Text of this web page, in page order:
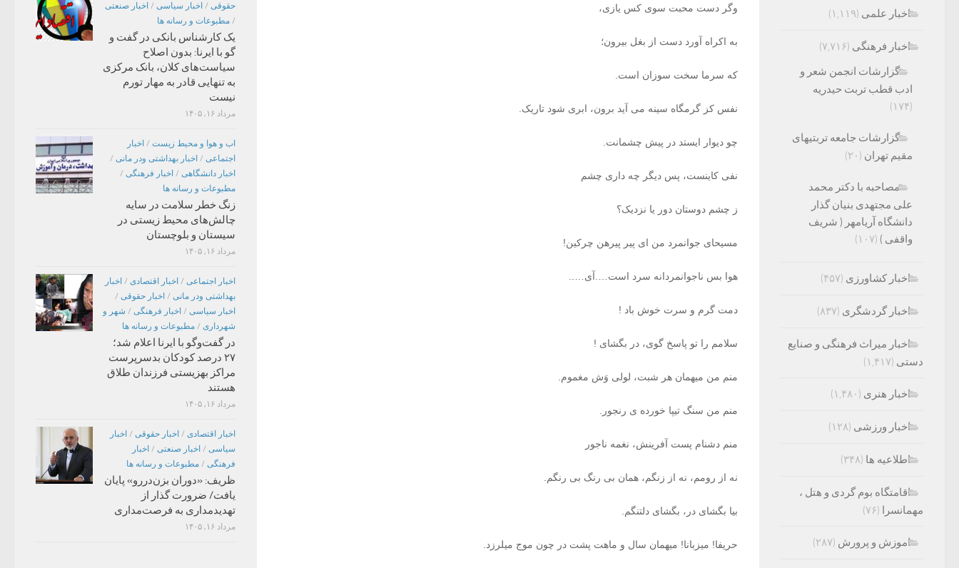
وگر دست محبت سوی کس یازی،
به اکراه آورد دست از بغل بیرون؛
که سرما سخت سوزان است.
نفس کز گرمگاه سینه می آید برون، ابری شود تاریک.
چو دیوار ایستد در پیش چشمانت.
نفی کاینست، پس دیگر چه داری چشم
ز چشم دوستان دور یا نزدیک؟
مسیحای جوانمرد من ای پیر پیرهن چرکین!
هوا بس ناجوانمردانه سرد است….آی…..
دمت گرم و سرت خوش باد !
سلامم را تو پاسخ گوی، در بگشای !
منم من میهمان هر شبت، لولی وَش مغموم.
منم من سنگ تیپا خورده ی رنجور.
منم دشنام پست آفرینش، نغمه ناجور
نه از رومم، نه از زنگم، همان بی رنگ بی رنگم.
بیا بگشای در، بگشای دلتنگم.
حریفا! میزبانا! میهمان سال و ماهت پشت در چون موج میلرزد.
حقوقی / اخبار سیاسی / اخبار صنعتی
/ مطبوعات و رسانه ها
یک کارشناس بانکی در گفت و
گو با ایرنا: بدون اصلاح
سیاست‌های کلان، بانک مرکزی
به تنهایی قادر به مهار تورم
نیست
مرداد ۱۶, ۱۴۰۵
اب و هوا و محیط زیست / اخبار
اجتماعی / اخبار بهداشتی ودر مانی /
اخبار دانشگاهی / اخبار فرهنگی /
مطبوعات و رسانه ها
زنگ خطر سلامت در سایه
چالش‌های محیط زیستی در
سیستان و بلوچستان
مرداد ۱۶, ۱۴۰۵
اخبار اجتماعی / اخبار اقتصادی / اخبار
بهداشتی ودر مانی / اخبار حقوقی /
اخبار سیاسی / اخبار فرهنگی / شهر و
شهرداری / مطبوعات و رسانه ها
در گفت‌وگو با ایرنا اعلام شد؛
۲۷ درصد کودکان بدسرپرست
مراکز بهزیستی فرزندان طلاق
هستند
مرداد ۱۶, ۱۴۰۵
اخبار اقتصادی / اخبار حقوقی / اخبار
سیاسی / اخبار صنعتی / اخبار
فرهنگی / مطبوعات و رسانه ها
ظریف: «دوران بزن‌دررو» پایان
یافت/ ضرورت گذار از
تهدیدمداری به فرصت‌مداری
مرداد ۱۶, ۱۴۰۵
اخبار علمی (۱,۱۱۹)
اخبار فرهنگی (۷,۷۱۶)
گزارشات انجمن شعر و
ادب قطب تربت حیدریه
(۱۷۴)
گزارشات جامعه تربتیهای
مقیم تهران (۲۰)
مصاحبه با دکتر محمد
علی مجتهدی بنیان گذار
دانشگاه آریامهر ( شریف
واقفی ) (۱۰۷)
اخبار کشاورزی (۴۵۷)
اخبار گردشگری (۸۳۷)
اخبار میراث فرهنگی و صنایع
دستی (۱,۴۱۷)
اخبار هنری (۱,۴۸۰)
اخبار ورزشی (۱۲۸)
اطلاعیه ها (۳۴۸)
اقامتگاه بوم گردی و هتل ،
مهمانسرا (۷۶)
اموزش و پرورش (۲۸۷)